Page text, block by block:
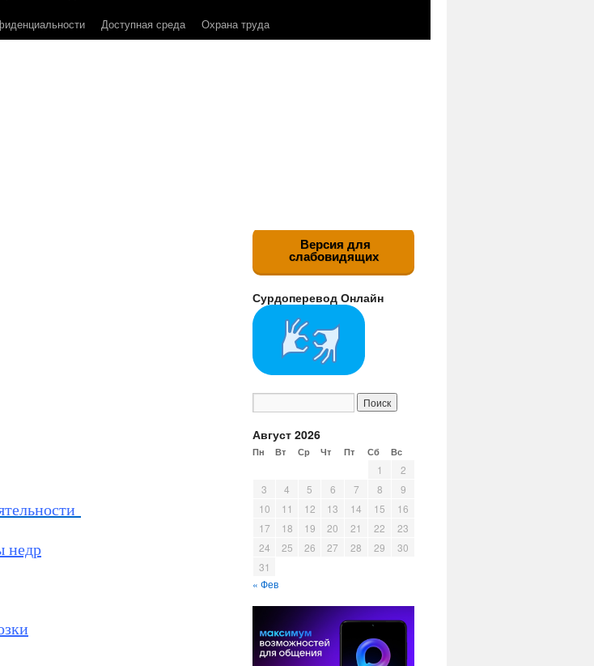
Доступная среда Охрана труда
недр
Версия для
слабовидящих
Сурдоперевод Онлайн
Август 2026
Пн Вт Ср Чт Пт Сб Вс
1
2
3
4 5 6 7 8
9
10
11 12 13 14 15
16
17
18 19 20 21 22
23
24
25 26 27 28 29
30
31
« Фев